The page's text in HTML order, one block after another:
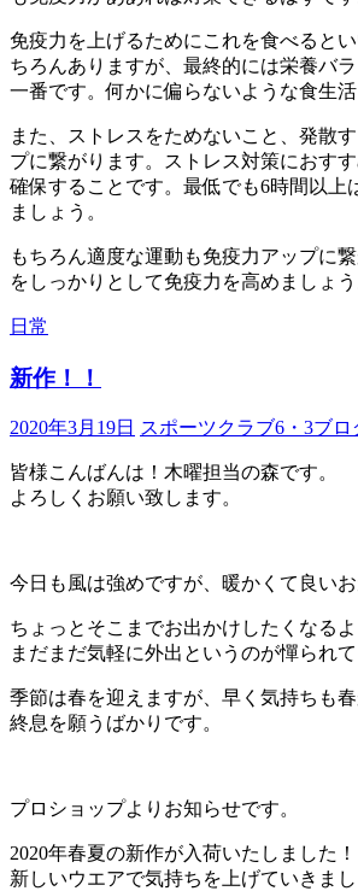
免疫力を上げるためにこれを食べると
ちろんありますが、最終的には栄養バ
一番です。何かに偏らないような食生活
また、ストレスをためないこと、発散
プに繋がります。ストレス対策におす
確保することです。最低でも6時間以上
ましょう。
もちろん適度な運動も免疫力アップに
をしっかりとして免疫力を高めましょう
日常
新作！！
2020年3月19日 スポーツクラブ6・3ブロ
皆様こんばんは！木曜担当の森です。
よろしくお願い致します。
今日も風は強めですが、暖かくて良いお
ちょっとそこまでお出かけしたくなるよ
まだまだ気軽に外出というのが憚られて
季節は春を迎えますが、早く気持ちも
終息を願うばかりです。
プロショップよりお知らせです。
2020年春夏の新作が入荷いたしました！
新しいウエアで気持ちを上げていきまし